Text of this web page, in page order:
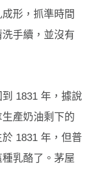
形，抓準時間
手續，並沒有
1831 年，據說
產奶油剩下的
1831 年，但普
乳酪了。茅屋